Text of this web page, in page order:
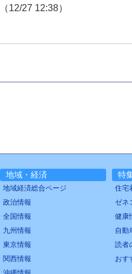
（12/27 12:38）
地域・経済
地域経済総合ページ
政治情報
全国情報
九州情報
東京情報
関西情報
特
住宅
ゼネ
健康
自動
読者
おす